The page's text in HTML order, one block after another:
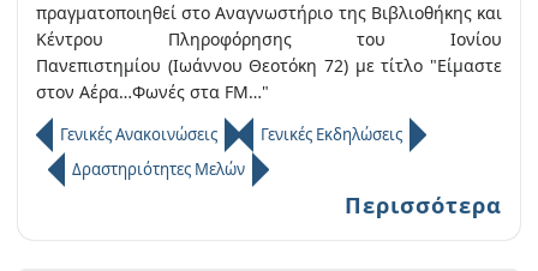
πραγματοποιηθεί στο Αναγνωστήριο της Βιβλιοθήκης και
Κέντρου Πληροφόρησης του Ιονίου
Πανεπιστημίου (Ιωάννου Θεοτόκη 72) με τίτλο "Είμαστε
στον Αέρα…Φωνές στα FM…"
Γενικές Ανακοινώσεις
Γενικές Εκδηλώσεις
Δραστηριότητες Μελών
Περισσότερα